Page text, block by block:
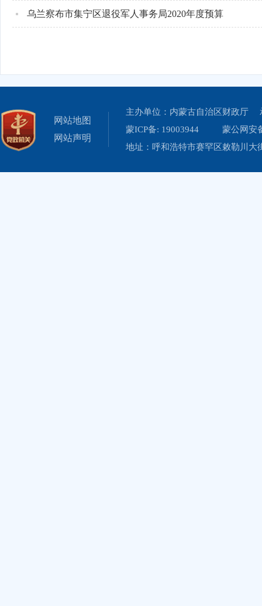
乌兰察布市集宁区退役军人事务局2020年度预算
网站地图
网站声明
主办单位：内蒙古自治区财政厅
蒙ICP备: 19003944
蒙公网安
地址：呼和浩特市赛罕区敕勒川